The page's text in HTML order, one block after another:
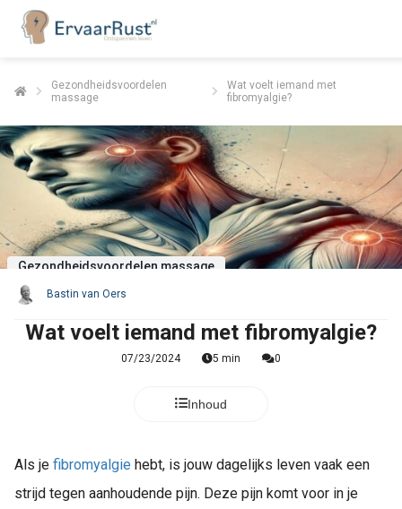
Gezondheidsvoordelen
massage
Wat voelt iemand met
fibromyalgie?
Gezondheidsvoordelen massage
Bastin van Oers
Wat voelt iemand met fibromyalgie?
07/23/2024 5 min 0
Inhoud
Als je fibromyalgie hebt, is jouw dagelijks leven vaak een
strijd tegen aanhoudende pijn. Deze pijn komt voor in je